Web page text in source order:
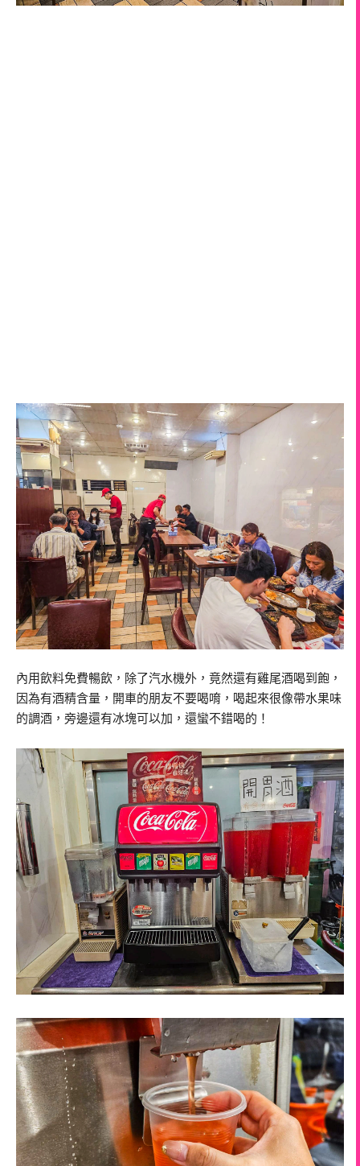
內用飲料免費暢飲，除了汽水機外，竟然還有雞尾酒喝到飽，
因為有酒精含量，開車的朋友不要喝唷，喝起來很像帶水果味
的調酒，旁邊還有冰塊可以加，還蠻不錯喝的！